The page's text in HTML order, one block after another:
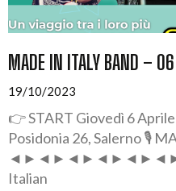
MADE IN ITALY BAND –
19/10/2023
👉 START Giovedì 6
Posidonia 26, Salerno 🎙️
Italian